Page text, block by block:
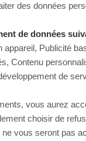
des données
de données
Publicité
Contenu
de
vous aurez
choisir de
vous seront pas
load
or go back.